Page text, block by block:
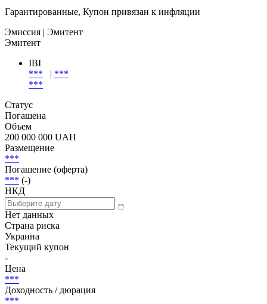
Гарантированные, Купон привязан к инфляции
Эмиссия | Эмитент
Эмитент
IBI
***
| ***
***
Статус
Погашена
Объем
200 000 000 UAH
Размещение
***
Погашение (оферта)
*** (-)
НКД
Нет данных
Страна риска
Украина
Текущий купон
-
Цена
***
Доходность / дюрация
***